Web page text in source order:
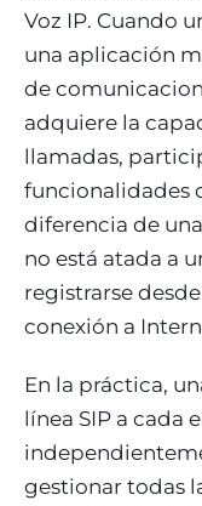
Voz IP. Cuando
una aplicación
de
adquiere la
llamadas,
funcionalidades
diferencia de
no está atada a
registrarse
conexión a
En la práctica,
línea SIP a cada
gestionar todas